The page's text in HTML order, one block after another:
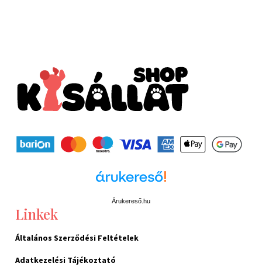
Árukereső.hu
Linkek
Általános Szerződési Feltételek
Adatkezelési Tájékoztató